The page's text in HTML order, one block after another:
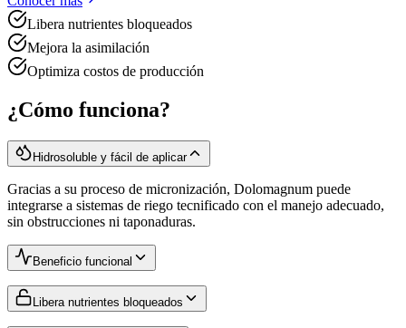
Libera nutrientes bloqueados
Mejora la asimilación
Optimiza costos de producción
¿Cómo funciona?
Hidrosoluble y fácil de aplicar
Gracias a su proceso de micronización, Dolomagnum puede
integrarse a sistemas de riego tecnificado con el manejo adecuado,
sin obstrucciones ni taponaduras.
Beneficio funcional
Libera nutrientes bloqueados